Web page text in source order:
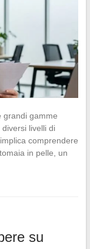
grandi gamme
livelli di
comprendere
in pelle, un
su